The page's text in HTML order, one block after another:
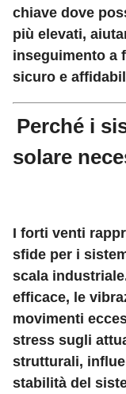
chiave dove
più elevati,
inseguimento a
sicuro e
Perché i
solare
I forti venti
sfide per i
scala
efficace, le
movimenti
stress sugli
strutturali,
stabilità del